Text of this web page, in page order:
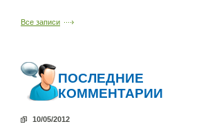
Все записи
ПОСЛЕДНИЕ
КОММЕНТАРИИ
10/05/2012